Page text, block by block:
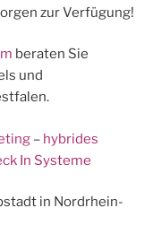
zur Verfügung!
beraten Sie
und
– hybrides
In Systeme